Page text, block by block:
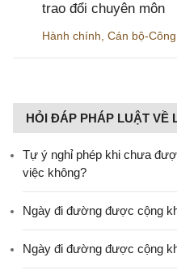
trao đổi chuyên môn
Hành chính Cán bộ-
HỎI ĐÁP PHÁP LUẬT VỀ
Tự ý nghỉ phép khi chưa
việc không?
Ngày đi đường được cộng
Ngày đi đường được cộng